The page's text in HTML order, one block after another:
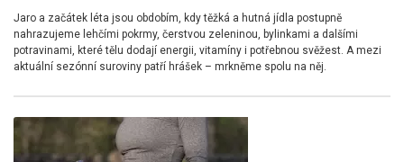
Jaro a začátek léta jsou obdobím, kdy těžká a hutná jídla postupně
nahrazujeme lehčími pokrmy, čerstvou zeleninou, bylinkami a dalšími
potravinami, které tělu dodají energii, vitamíny i potřebnou svěžest. A mezi
aktuální sezónní suroviny patří hrášek – mrkněme spolu na něj.